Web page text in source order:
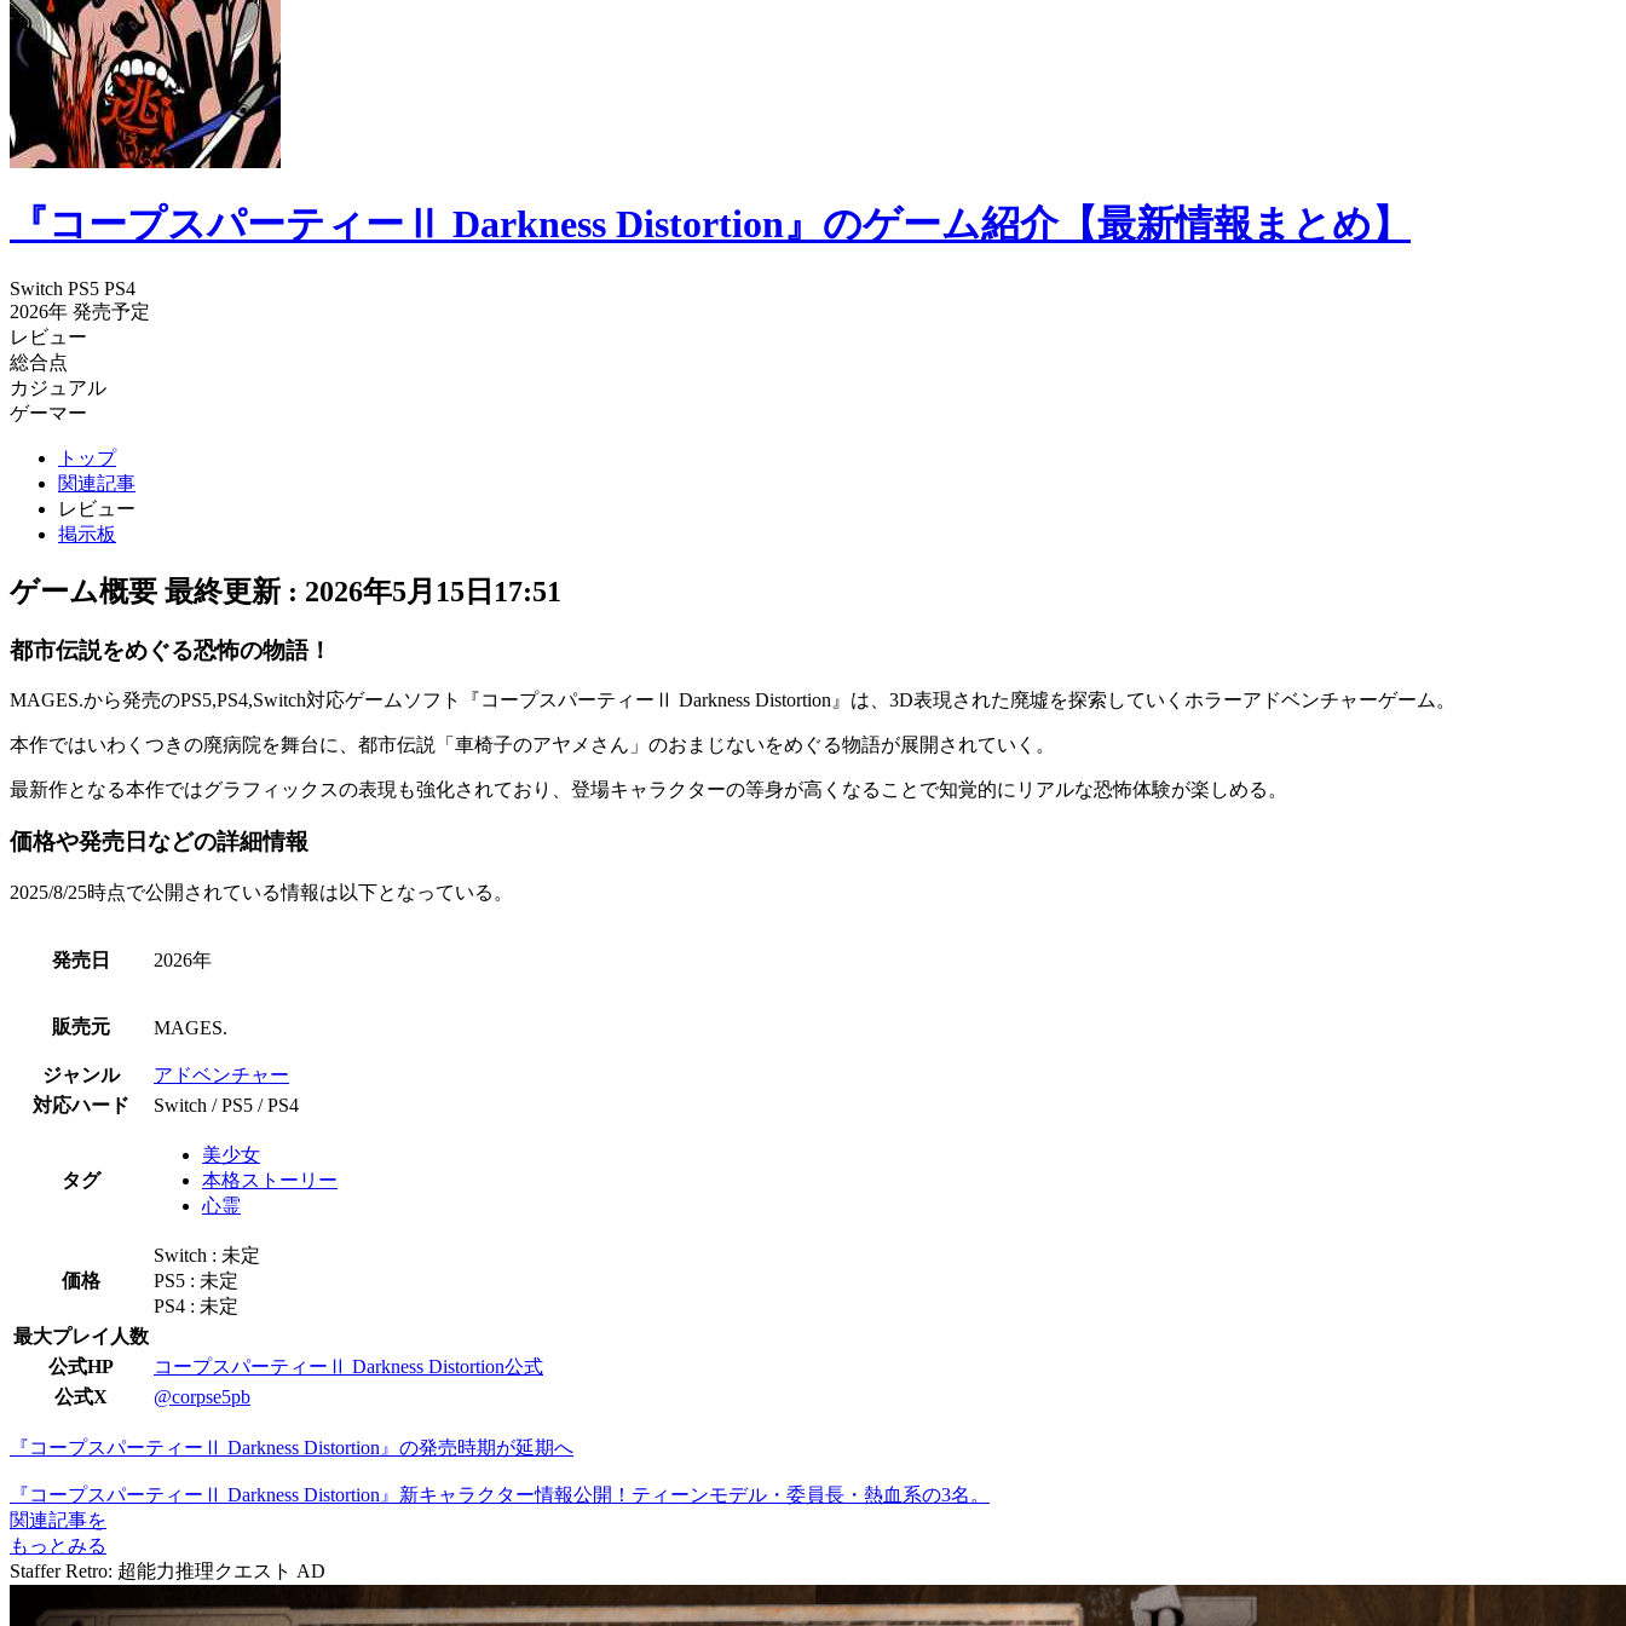
『コープスパーティーⅡ Darkness Distortion』のゲーム紹介【最新情報まとめ】
Switch PS5 PS4
2026年 発売予定
レビュー
総合点
カジュアル
ゲーマー
トップ
関連記事
レビュー
掲示板
ゲーム概要 最終更新 : 2026年5月15日17:51
都市伝説をめぐる恐怖の物語！
MAGES.から発売のPS5,PS4,Switch対応ゲームソフト『コープスパーティーⅡ Darkness Distortion』は、3D表現された廃墟を探索していく ホラーアドベンチャーゲーム。
本作ではいわくつきの廃病院を舞台に、 都市伝説「車椅子のアヤメさん」のおまじないをめぐる物語が展開されていく。
最新作となる本作ではグラフィックスの表現も強化されており、登場キャラクターの等身が高くなることで知覚的にリアルな恐怖体験が楽しめる。
価格や発売日などの詳細情報
2025/8/25時点で公開されている情報は以下となっている。
発売日 2026年
販売元 MAGES.
ジャンル
アドベンチャー
対応ハード
Switch / PS5 / PS4
タグ
美少女
本格ストーリー
心霊
価格
Switch : 未定
PS5 : 未定
PS4 : 未定
最大プレイ人数
公式HP
コープスパーティーⅡ Darkness Distortion公式
公式X
@corpse5pb
『コープスパーティーⅡ Darkness Distortion』の発売時期が延期へ
『コープスパーティーⅡ Darkness Distortion』新キャラクター情報公開！ティーンモデル・委員長・熱血系の3名。
関連記事を
もっとみる
Staffer Retro: 超能力推理クエスト AD